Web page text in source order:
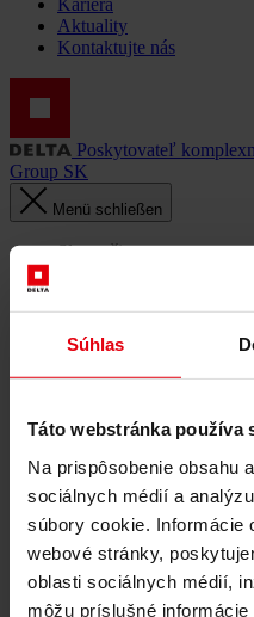
Súhlas
Táto webstránka používa
Na prispôsobenie obsahu
sociálnych médií a
súbory cookie. Informácie
webové stránky,
oblasti sociálnych médií,
môžu príslušné
Kariéra
Aktuality
Kontaktujte nás
Poskytovateľ
Group SK
Menü schließen
Slovenčina
Українська
Čeština
Naše služby
Architektúra
Všeobecné
Štúdia
Building
Verejné
Riadenie výstavby
Kontrola a
Stavebný